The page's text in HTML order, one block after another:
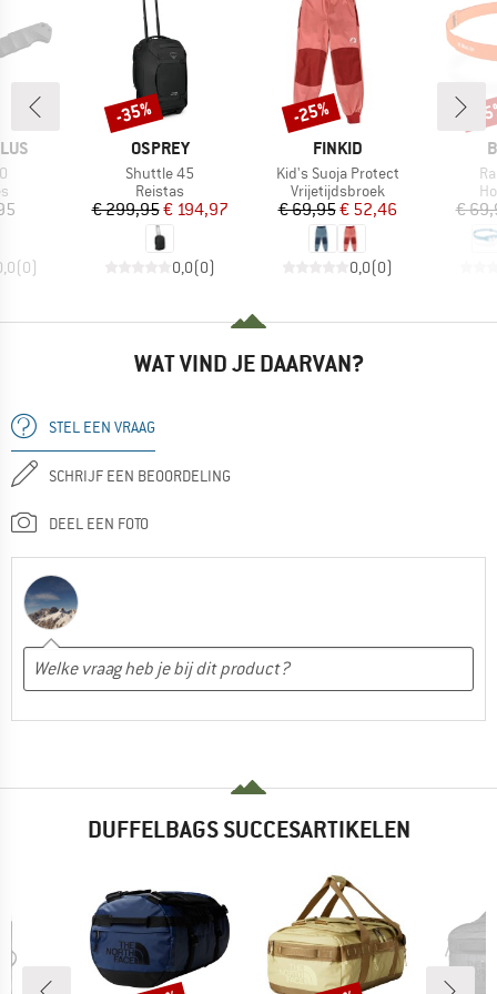
(0)
MERK
OSPREY
Artikel
Shuttle 45
Productgroep
Reistas
Prijs
€ 299,95Verlaagde prijs
€ 194,97
0,0(0)
Korting
-35%
MERK
FINKID
Artikel
Kid's Suoja Protect
Productgroep
Vrijetijdsbroek
Prijs
€ 69,95Verlaagde prijs
€ 52,46
0,0(0)
Korting
-25%
€
-
WAT VIND JE DAARVAN?
STEL EEN VRAAG
SCHRIJF EEN BEOORDELING
DEEL EEN FOTO
DUFFELBAGS SUCCESARTIKELEN